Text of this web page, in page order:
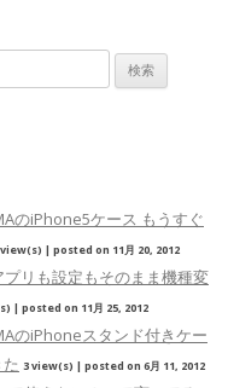
のiPhone5ケース もうすぐ
| posted on 11月 20, 2012
リも設定もそのまま機種変
| posted on 11月 25, 2012
のiPhoneスタンド付きケー
3 view(s) | posted on 6月 11, 2012